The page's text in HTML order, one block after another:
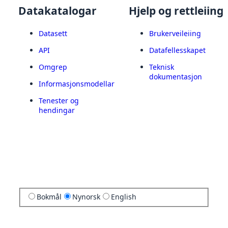
Datakatalogar
Datasett
API
Omgrep
Informasjonsmodellar
Tenester og
hendingar
Hjelp og rettleiing
Brukerveileiing
Datafellesskapet
Teknisk
dokumentasjon
Bokmål Nynorsk English